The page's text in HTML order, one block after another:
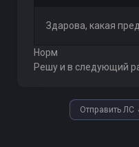
Здарова, какая
Норм
Решу и в следующий
Отправить ЛС